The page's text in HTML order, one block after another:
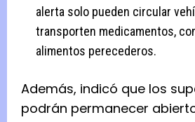
alerta solo pueden circular
transporten medicamentos,
alimentos perecederos.
Además, indicó que los
podrán permanecer